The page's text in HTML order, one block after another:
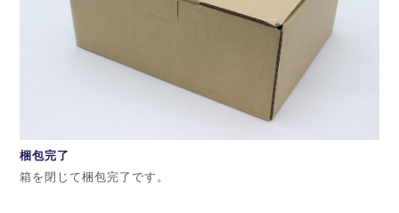
梱包完了
箱を閉じて梱包完了です。